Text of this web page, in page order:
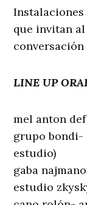
que invitan
LINE UP
mel anton
grupo bondi-
estudio)
gaba
estudio